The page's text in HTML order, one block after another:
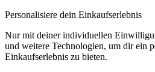
Personalisiere dein Einkaufserlebnis
Nur mit deiner individuellen
und weitere Technologien, um dir ein
Einkaufserlebnis zu bieten.